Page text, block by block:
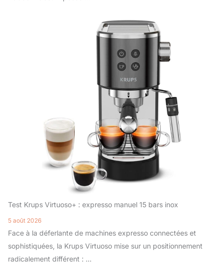
Test Krups Virtuoso+ : expresso manuel 15 bars inox
5 août 2026
Face à la déferlante de machines expresso connectées et
sophistiquées, la Krups Virtuoso mise sur un positionnement
radicalement différent : ...